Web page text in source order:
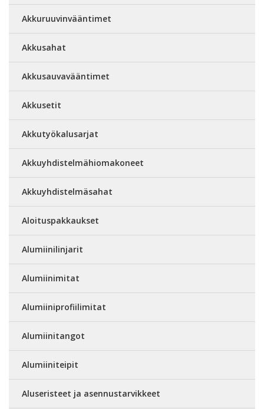
Akkuruuvinvääntimet
Akkusahat
Akkusauvavääntimet
Akkusetit
Akkutyökalusarjat
Akkuyhdistelmähiomakoneet
Akkuyhdistelmäsahat
Aloituspakkaukset
Alumiinilinjarit
Alumiinimitat
Alumiiniprofiilimitat
Alumiinitangot
Alumiiniteipit
Aluseristeet ja asennustarvikkeet